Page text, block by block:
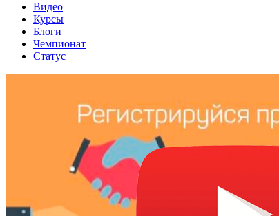
Видео
Курсы
Блоги
Чемпионат
Статус